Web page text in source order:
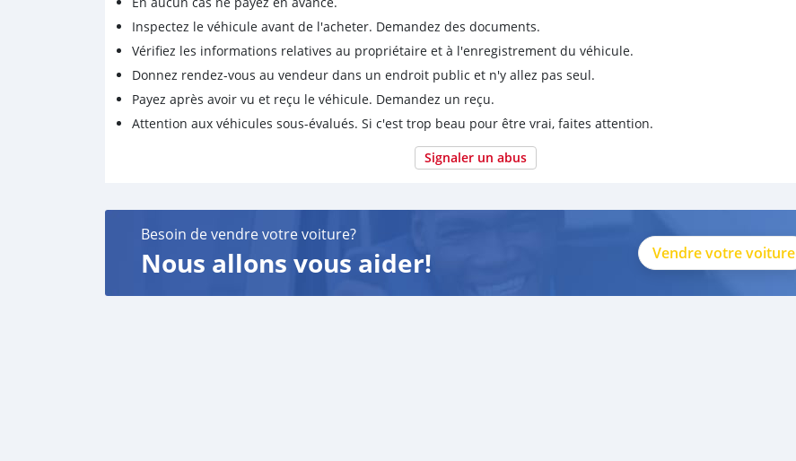
Inspectez le véhicule avant de l'acheter. Demandez des documents.
Vérifiez les informations relatives au propriétaire et à l'enregistrement du véhicule.
Donnez rendez-vous au vendeur dans un endroit public et n'y allez pas seul.
Payez après avoir vu et reçu le véhicule. Demandez un reçu.
Attention aux véhicules sous-évalués. Si c'est trop beau pour être vrai, faites attention.
Signaler un abus
Besoin de vendre votre voiture?
Nous allons vous aider! Vendre votre voiture